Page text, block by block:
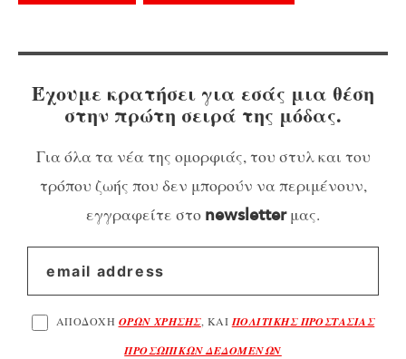
Έχουμε κρατήσει για εσάς μια θέση
στην πρώτη σειρά της μόδας.
Για όλα τα νέα της ομορφιάς, του στυλ και του
τρόπου ζωής που δεν μπορούν να περιμένουν,
εγγραφείτε στο newsletterμας.
ΑΠΟΔΟΧΗ ΟΡΩΝ ΧΡΗΣΗΣ, ΚΑΙ ΠΟΛΙΤΙΚΗΣ ΠΡΟΣΤΑΣΙΑΣ
ΠΡΟΣΩΠΙΚΩΝ ΔΕΔΟΜΕΝΩΝ